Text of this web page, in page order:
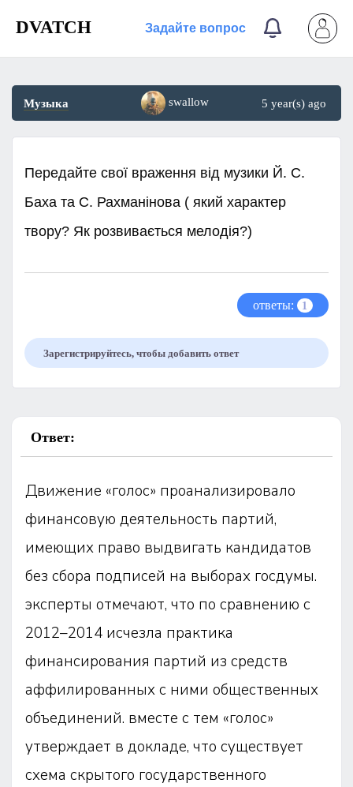
DVATCH Задайте вопрос
Музыка swallow 5 year(s) ago
Передайте свої враження від музики Й. С.
Баха та С. Рахманінова ( який характер
твору? Як розвивається мелодія?)
ответы: 1
Зарегистрируйтесь, чтобы добавить ответ
Ответ:
Движение «голос» проанализировало
финансовую деятельность партий,
имеющих право выдвигать кандидатов
без сбора подписей на выборах госдумы.
эксперты отмечают, что по сравнению с
2012–2014 исчезла практика
финансирования партий из средств
аффилированных с ними общественных
объединений. вместе с тем «голос»
утверждает в докладе, что существует
схема скрытого государственного